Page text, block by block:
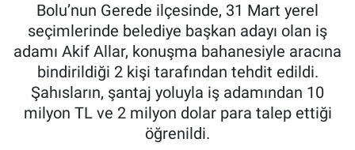
Bolu’nun Gerede ilçesinde, 31 Mart yerel
seçimlerinde belediye başkan adayı olan iş
adamı Akif Allar, konuşma bahanesiyle aracına
bindirildiği 2 kişi tarafından tehdit edildi.
Şahısların, şantaj yoluyla iş adamından 10
milyon TL ve 2 milyon dolar para talep ettiği
öğrenildi.